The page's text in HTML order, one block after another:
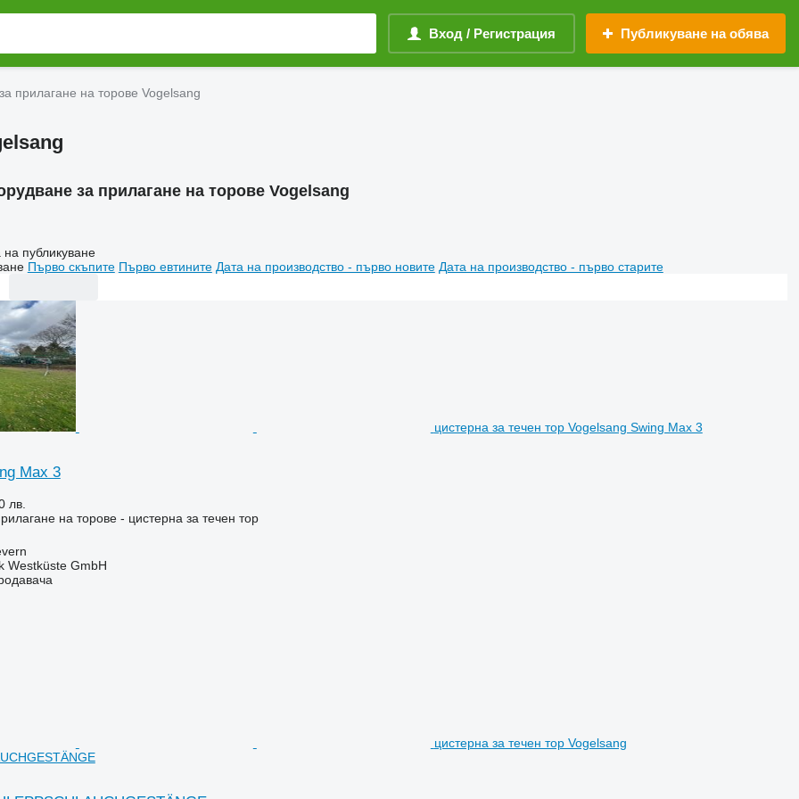
Вход / Регистрация Публикуване на обява
прилагане на торове Vogelsang
за прилагане на торове Vogelsang
на публикуване
Първо скъпите Първо евтините Дата на производство - първо новите Дата на производство - първо старите
цистерна за течен тор Vogelsang Swing Max 3
Max 3
лв.
на торове - цистерна за течен тор
Westküste GmbH
цистерна за течен тор Vogelsang